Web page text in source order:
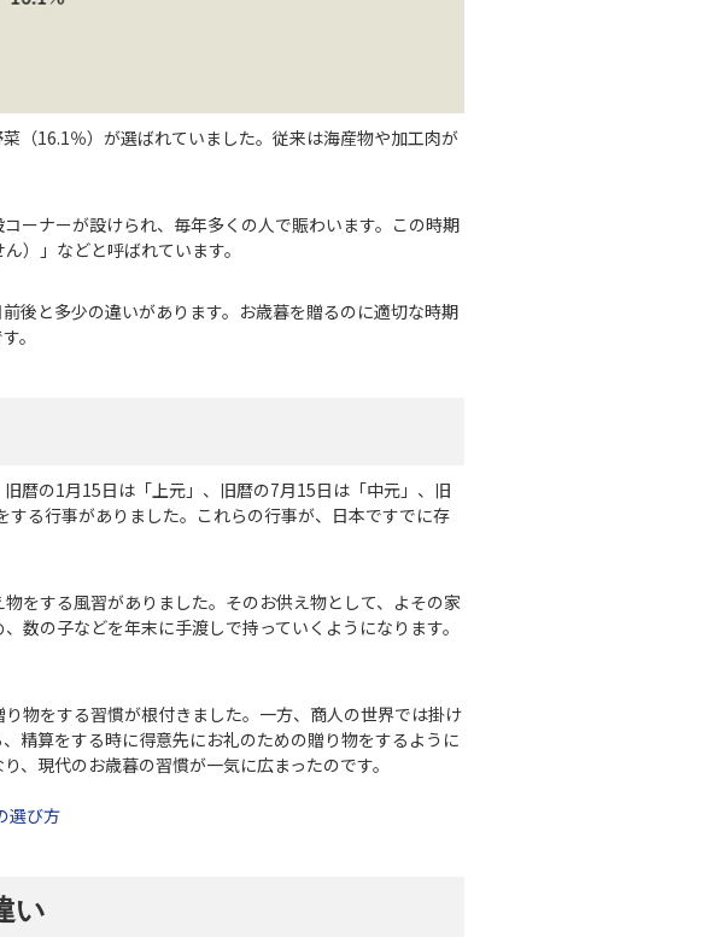
（16.1％）が選ばれていました。従来は海産物や加工肉が
ーナーが設けられ、毎年多くの人で賑わいます。この時期
）」などと呼ばれています。
後と多少の違いがあります。お歳暮を贈るのに適切な時期
。
暦の1月15日は「上元」、旧暦の7月15日は「中元」、旧
る行事がありました。これらの行事が、日本ですでに存
をする風習がありました。そのお供え物として、よその家
数の子などを年末に手渡しで持っていくようになります。
物をする習慣が根付きました。一方、商人の世界では掛け
精算をする時に得意先にお礼のための贈り物をするように
、現代のお歳暮の習慣が一気に広まったのです。
選び方
い